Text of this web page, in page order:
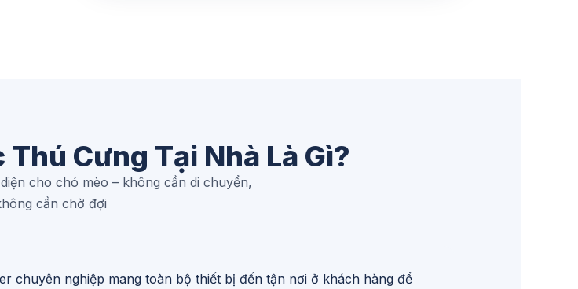
Cưng Tại Nhà Là Gì?
cho chó mèo – không cần di chuyển,
cần chờ đợi
chuyên nghiệp mang toàn bộ thiết bị đến tận nơi ở khách hàng để